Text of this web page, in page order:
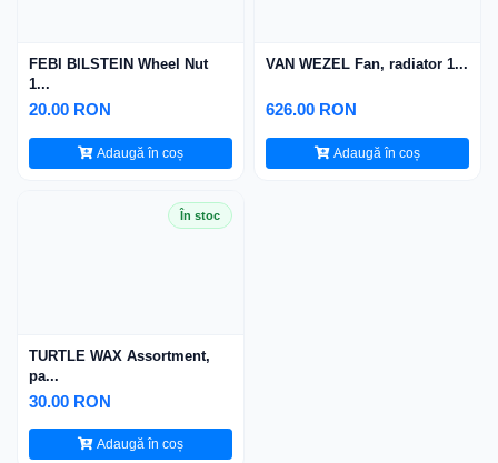
FEBI BILSTEIN Wheel Nut
1...
20.00 RON
Adaugă în coș
VAN WEZEL Fan, radiator 1...
626.00 RON
Adaugă în coș
În stoc
TURTLE WAX Assortment,
pa...
30.00 RON
Adaugă în coș